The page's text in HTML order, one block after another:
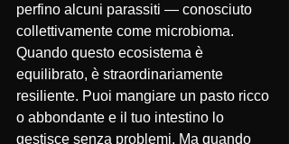
perfino alcuni parassiti — conosciuto
collettivamente come microbioma.
Quando questo ecosistema è
equilibrato, è straordinariamente
resiliente. Puoi mangiare un pasto ricco
o abbondante e il tuo intestino lo
gestisce senza problemi. Ma quando